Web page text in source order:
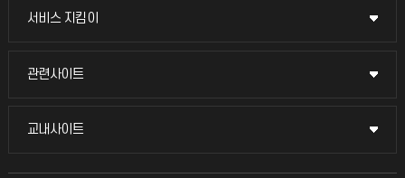
교무회의방송
서비스 지킴이
서비스 지킴이
묻고 답하기
관련사이트
관련사이트
국방헬프콜
교내사이트
교내사이트